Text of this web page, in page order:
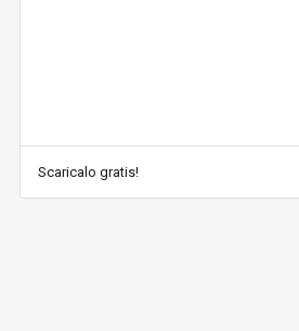
Scaricalo gratis!